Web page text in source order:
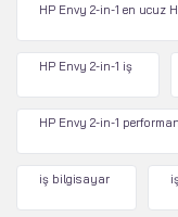
HP Envy 2-in-1 en ucuz
HP Envy 2-in-1 iş
HP Envy 2-in-1
iş bilgisayar